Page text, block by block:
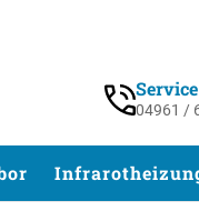
04961 /